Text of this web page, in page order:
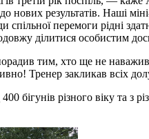
нових результатів. Наші
перемоги рідні
ділитися особистим
тим, хто ще не
Тренер закликав всіх
бігунів різного віку та